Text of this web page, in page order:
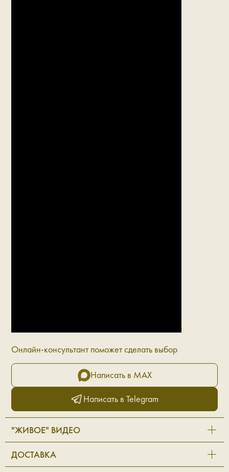
Онлайн-консультант поможет сделать выбор
Написать в MAX
Написать в Telegram
"ЖИВОЕ" ВИДЕО
ДОСТАВКА